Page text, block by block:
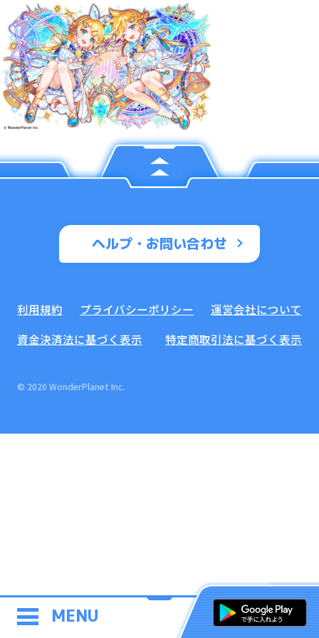
MENU
ヘルプ・お問い合わせ
利用規約 プライバシーポリシー
運営会社について
資金決済法に基づく表示
特定商取引法に基づく表示
© 2020 WonderPlanet Inc.